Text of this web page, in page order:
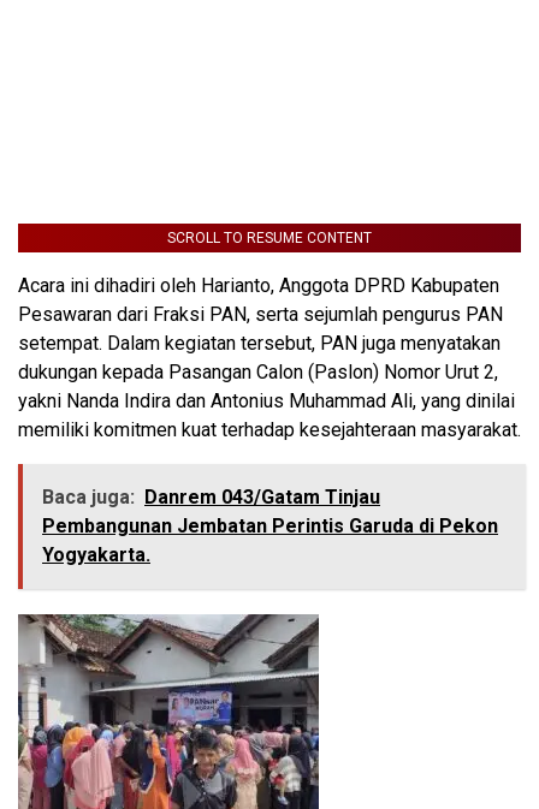
SCROLL TO RESUME CONTENT
Acara ini dihadiri oleh Harianto, Anggota DPRD Kabupaten
Pesawaran dari Fraksi PAN, serta sejumlah pengurus PAN
setempat. Dalam kegiatan tersebut, PAN juga menyatakan
dukungan kepada Pasangan Calon (Paslon) Nomor Urut 2,
yakni Nanda Indira dan Antonius Muhammad Ali, yang dinilai
memiliki komitmen kuat terhadap kesejahteraan masyarakat.
Baca juga: Danrem 043/Gatam Tinjau
Pembangunan Jembatan Perintis Garuda di Pekon
Yogyakarta.